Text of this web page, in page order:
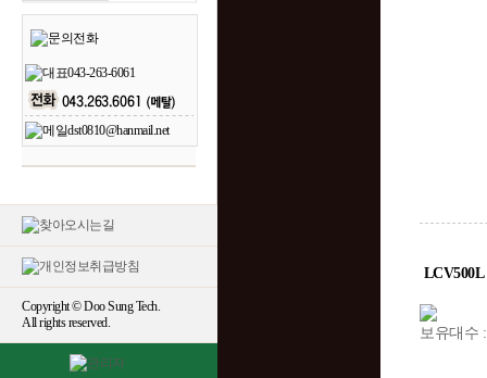
Copyright © Doo Sung Tech.
All rights reserved.
LCV500L
보유대수